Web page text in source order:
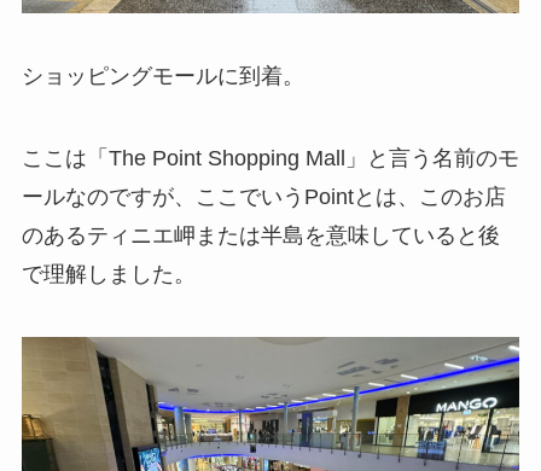
ショッピングモールに到着。
ここは「The Point Shopping Mall」と言う名前のモ
ールなのですが、ここでいうPointとは、このお店
のあるティニエ岬または半島を意味していると後
で理解しました。